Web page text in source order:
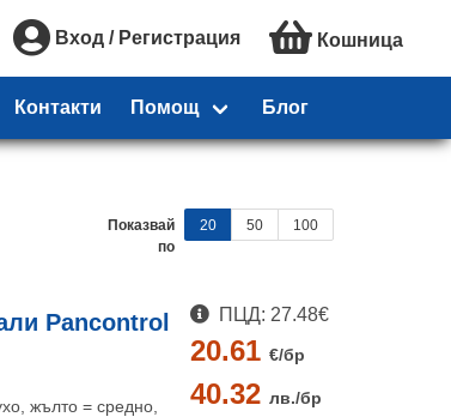
Вход / Регистрация Кошница
Контакти Помощ Блог
Показвай
по
20 50 100
Pancontrol
жълто = средно,
ПЦД: 27.48€
20.61 €/бр
40.32 лв./бр